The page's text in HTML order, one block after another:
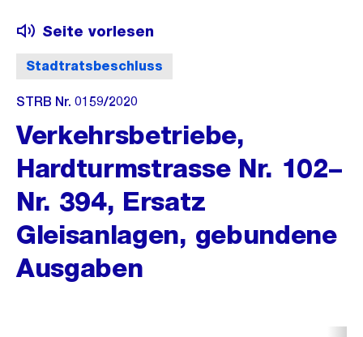
Stadtratsbeschluss
Seite vorlesen
STRB Nr. 0159/2020
Verkehrsbetriebe,
Hardturmstrasse Nr. 102–
Nr. 394, Ersatz
Gleisanlagen, gebundene
Ausgaben